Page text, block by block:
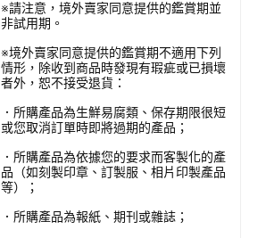
※請注意，境外賣家同意提供的鑑賞期並
非試用期。
※境外賣家同意提供的鑑賞期不適用下列
情形，除收到商品時發現有瑕疵或已損壞
者外，恕不接受退貨：
．所購產品為生鮮易腐類、保存期限很短
或您取消訂單時即將過期的產品；
．所購產品為依據您的要求而客製化的產
品（如刻製印章、訂製服、相片印製產品
等）；
．所購產品為報紙、期刊或雜誌；